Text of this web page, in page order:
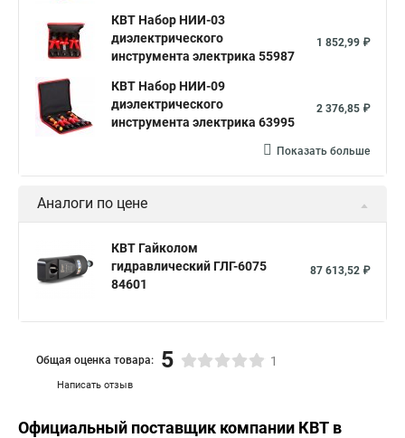
КВТ Набор НИИ-03
диэлектрического
инструмента электрика 55987
1 852,99 ₽
КВТ Набор НИИ-09
диэлектрического
инструмента электрика 63995
2 376,85 ₽
Показать больше
Аналоги по цене
КВТ Гайколом
гидравлический ГЛГ-6075
84601
87 613,52 ₽
Написать отзыв
Общая оценка товара: 5 1
Официальный поставщик компании КВТ в